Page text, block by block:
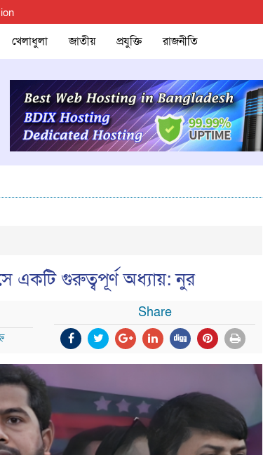
খেলাধুলা জাতীয় প্রযুক্তি রাজনীতি
একটি গুরুত্বপূর্ণ অধ্যায়: নুর
Share